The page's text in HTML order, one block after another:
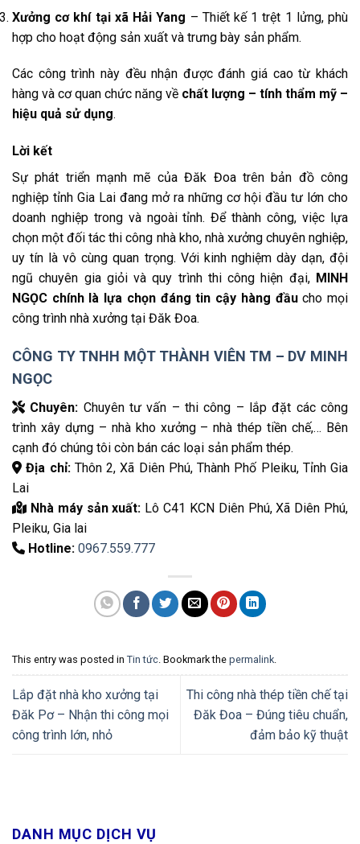
Xưởng cơ khí tại xã Hải Yang – Thiết kế 1 trệt 1 lửng, phù
hợp cho hoạt động sản xuất và trưng bày sản phẩm.
Các công trình này đều nhận được đánh giá cao từ khách
hàng và cơ quan chức năng về chất lượng – tính thẩm mỹ –
hiệu quả sử dụng.
Lời kết
Sự phát triển mạnh mẽ của Đăk Đoa trên bản đồ công
nghiệp tỉnh Gia Lai đang mở ra những cơ hội đầu tư lớn cho
doanh nghiệp trong và ngoài tỉnh. Để thành công, việc lựa
chọn một đối tác thi công nhà kho, nhà xưởng chuyên nghiệp,
uy tín là vô cùng quan trọng. Với kinh nghiệm dày dạn, đội
ngũ chuyên gia giỏi và quy trình thi công hiện đại, MINH
NGỌC chính là lựa chọn đáng tin cậy hàng đầucho mọi
công trình nhà xưởng tại Đăk Đoa.
CÔNG TY TNHH MỘT THÀNH VIÊN TM – DV MINH
NGỌC
Chuyên: Chuyên tư vấn – thi công – lắp đặt các công
trình xây dựng – nhà kho xưởng – nhà thép tiền chế,… Bên
cạnh đó chúng tôi còn bán các loại sản phẩm thép.
Địa chỉ:Thôn 2, Xã Diên Phú, Thành Phố Pleiku, Tỉnh Gia
Lai
Nhà máy sản xuất: Lô C41 KCN Diên Phú, Xã Diên Phú,
Pleiku, Gia lai
Hotline: 0967.559.777
This entry was posted in Tin tức. Bookmark the permalink.
Lắp đặt nhà kho xưởng tại
Đăk Pơ – Nhận thi công mọi
công trình lớn, nhỏ
Thi công nhà thép tiền chế tại
Đăk Đoa – Đúng tiêu chuẩn,
đảm bảo kỹ thuật
DANH MỤC DỊCH VỤ